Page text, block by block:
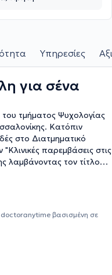
Υπηρεσίες
για σένα
του τμήματος Ψυχολογίας
Κατόπιν
στο Διατμηματικό
παρεμβάσεις στις
λαμβάνοντας τον τίτλο
Ψυχοθεραπεία
Αφηγηματικής
της εμπειρίας των
doctoranytime βασισμένη σε